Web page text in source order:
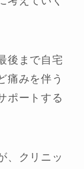
後まで自宅
痛みを伴う
ポートする
、クリニッ